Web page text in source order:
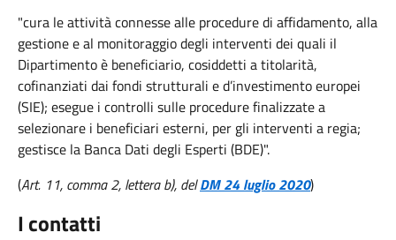
"cura le attività connesse alle procedure di affidamento, alla
gestione e al monitoraggio degli interventi dei quali il
Dipartimento è beneficiario, cosiddetti a titolarità,
cofinanziati dai fondi strutturali e d’investimento europei
(SIE); esegue i controlli sulle procedure finalizzate a
selezionare i beneficiari esterni, per gli interventi a regia;
gestisce la Banca Dati degli Esperti (BDE)".
(Art. 11, comma 2, lettera b), delDM 24 luglio 2020)
I contatti